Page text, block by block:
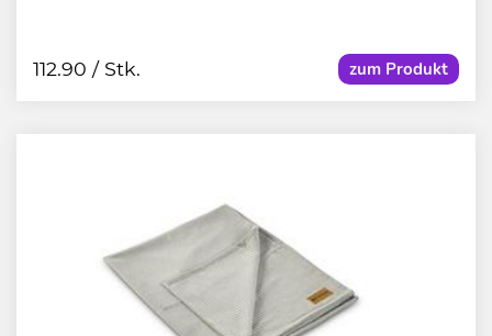
zum Produkt
112.90 / Stk.